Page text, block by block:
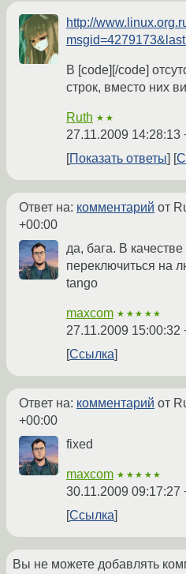
http://
В [code][/code]
строк, вместо них
Ruth ★★
27.11.2009 14:28:13
Показать ответы
Ответ на: комментарий от
+00:00
да, бага. В
переключиться на
tango
maxcom ★★★★★
27.11.2009 15:00:32
Ссылка
Ответ на: комментарий от
+00:00
fixed
maxcom ★★★★★
30.11.2009 09:17:27
Ссылка
Вы не можете добавлять